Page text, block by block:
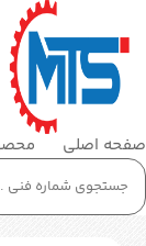
صفحه اصلی